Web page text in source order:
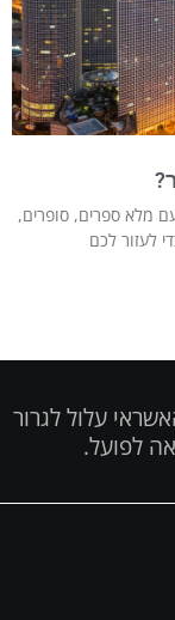
מלא ספרים, סופרים,
לעזור לכם
עלול לגרור
לפועל.